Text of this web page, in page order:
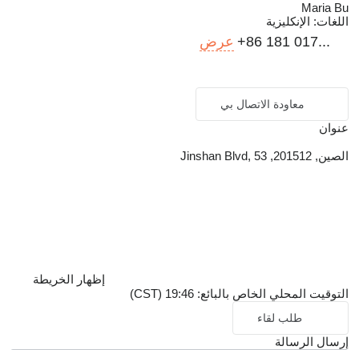
Maria Bu
اللغات: الإنكليزية
+86 181 017... عرض
معاودة الاتصال بي
عنوان
الصين, 201512, Jinshan Blvd, 53
إظهار الخريطة
التوقيت المحلي الخاص بالبائع: 19:46 (CST)
طلب لقاء
إرسال الرسالة